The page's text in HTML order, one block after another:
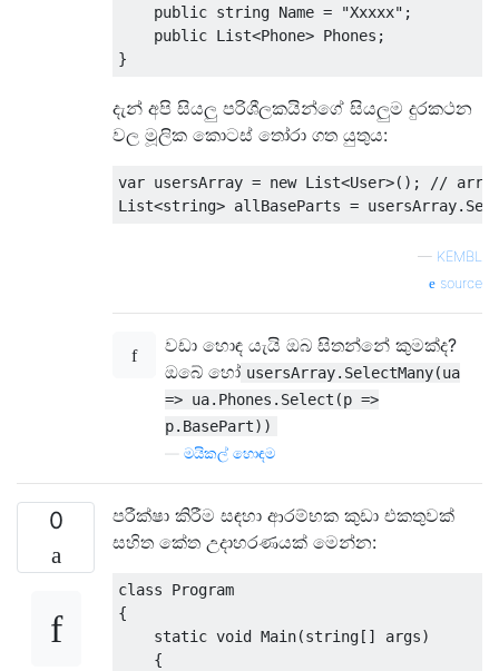
public string Name = "Xxxxx" ;
public List<Phone> Phones ;
}
දැන් අපි සියලු පරිශීලකයින්ගේ සියලුම දුරකථන
වල මූලික කොටස් තෝරා ගත යුතුය:
var usersArray = new List<User>();
//
List<string> allBaseParts = usersArray.
— KEMBL
source
වඩා හොඳ යැයි ඔබ සිතන්නේ කුමක්ද?
ඔබේ හෝ usersArray.SelectMany(ua
=> ua.Phones.Select(p =>
p.BasePart))
මයිකල් හොඳම
0
පරීක්ෂා කිරීම සඳහා ආරම්භක කුඩා එකතුවක්
සහිත කේත උදාහරණයක් මෙන්න:
class
Program
{
static void Main(string [] args)
{